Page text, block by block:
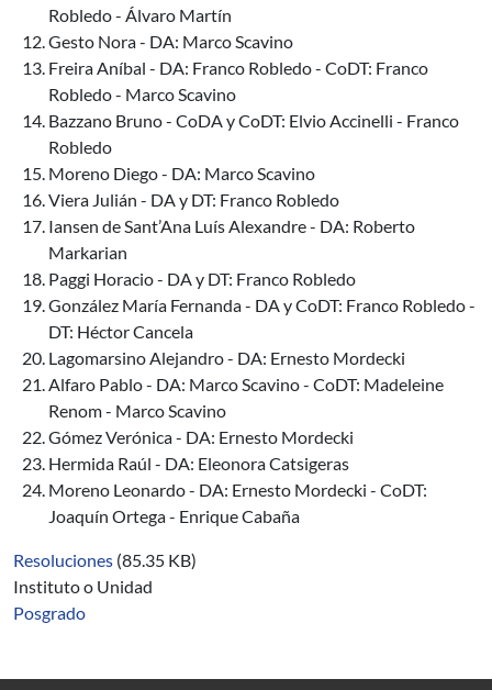
Robledo - Álvaro Martín
Gesto Nora - DA: Marco Scavino
Freira Aníbal - DA: Franco Robledo - CoDT: Franco
Robledo - Marco Scavino
Bazzano Bruno - CoDA y CoDT: Elvio Accinelli - Franco
Robledo
Moreno Diego - DA: Marco Scavino
Viera Julián - DA y DT: Franco Robledo
Iansen de Sant’Ana Luís Alexandre - DA: Roberto
Markarian
Paggi Horacio - DA y DT: Franco Robledo
González María Fernanda - DA y CoDT: Franco Robledo -
DT: Héctor Cancela
Lagomarsino Alejandro - DA: Ernesto Mordecki
Alfaro Pablo - DA: Marco Scavino - CoDT: Madeleine
Renom - Marco Scavino
Gómez Verónica - DA: Ernesto Mordecki
Hermida Raúl - DA: Eleonora Catsigeras
Moreno Leonardo - DA: Ernesto Mordecki - CoDT:
Joaquín Ortega - Enrique Cabaña
Resoluciones (85.35 KB)
Instituto o Unidad
Posgrado